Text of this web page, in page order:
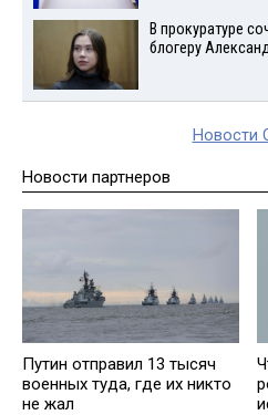
В прокуратуре
блогеру
Новости
Новости партнеров
Путин отправил 13 тысяч
военных туда, где их никто
не жал